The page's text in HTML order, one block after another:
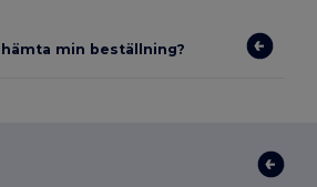
hämta min beställning?